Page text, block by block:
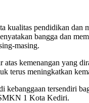
kualitas pendidikan
bangga dan
masing.
atas kemenangan yang
terus meningkatkan
kebanggaan tersendiri
1 Kota Kediri.